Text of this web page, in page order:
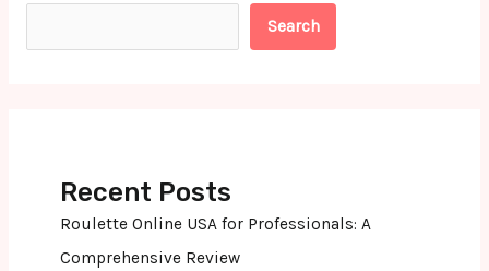
Search
Recent Posts
Roulette Online USA for Professionals: A
Comprehensive Review